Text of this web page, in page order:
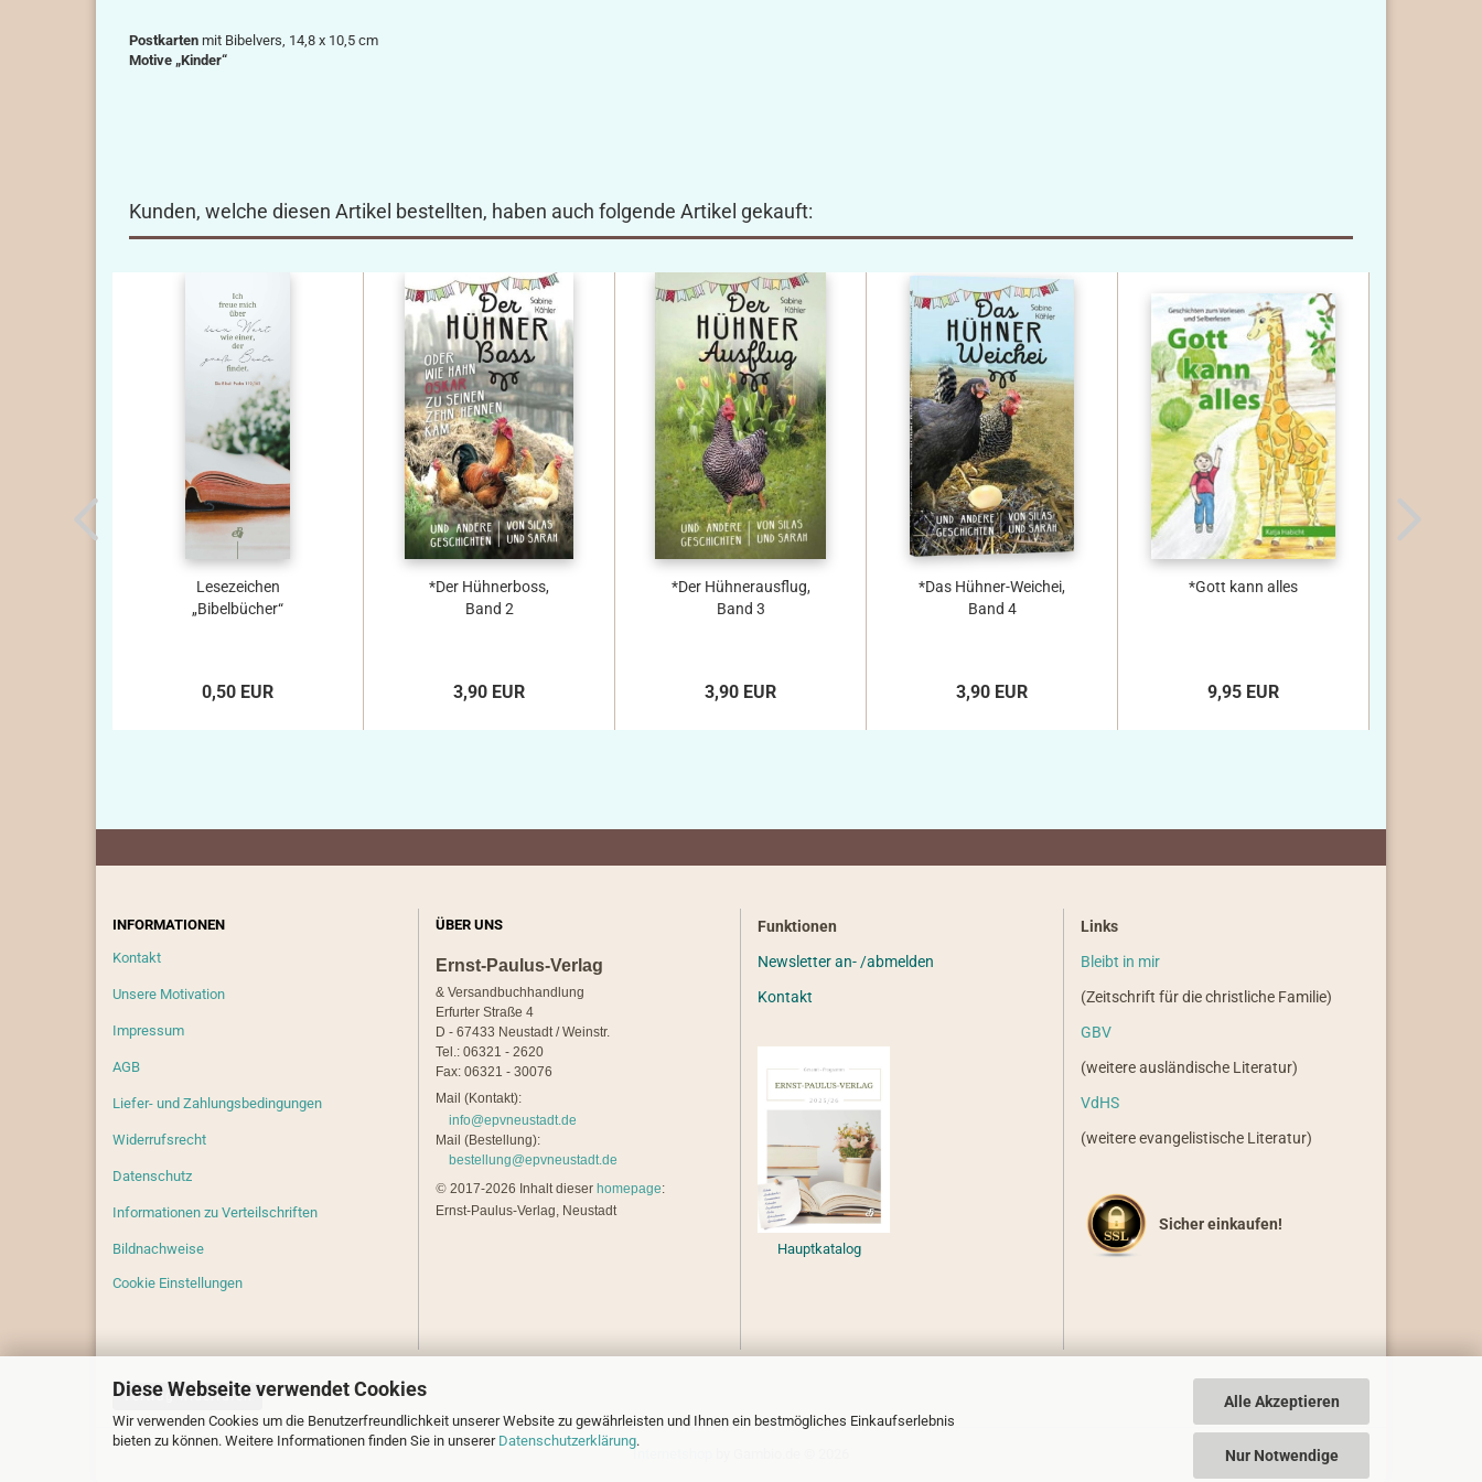
Diese Webseite verwendet Cookies
Wir verwenden Cookies um die Benutzerfreundlichkeit unserer Website zu gewährleisten und Ihnen ein bestmögliches Einkaufserlebnis
bieten zu können. Weitere Informationen finden Sie in unserer Datenschutzerklärung.
Alle Akzeptieren
Nur Notwendige
Postkarten mit Bibelvers, 14,8 x 10,5 cm
Motive „Kinder“
Kunden, welche diesen Artikel bestellten, haben auch folgende Artikel gekauft:
Lesezeichen
„Bibelbücher“
0,50 EUR
*Der Hühnerboss,
Band 2
3,90 EUR
*Der Hühnerausflug,
Band 3
3,90 EUR
*Das Hühner-Weichei,
Band 4
3,90 EUR
*Gott kann alles
9,95 EUR
INFORMATIONEN
Kontakt
Unsere Motivation
Impressum
AGB
Liefer- und Zahlungsbedingungen
Widerrufsrecht
Datenschutz
Informationen zu Verteilschriften
Bildnachweise
Cookie Einstellungen
ÜBER UNS
Ernst-Paulus-Verlag
& Versandbuchhandlung
Erfurter Straße 4
D - 67433 Neustadt / Weinstr.
Tel.: 06321 - 2620
Fax: 06321 - 30076
Mail (Kontakt):
info@epvneustadt.de
Mail (Bestellung):
bestellung@epvneustadt.de
© 2017-2026 Inhalt dieser homepage:
Ernst-Paulus-Verlag, Neustadt
Funktionen
Newsletter an- /abmelden
Kontakt
Hauptkatalog
Links
Bleibt in mir
(Zeitschrift für die christliche Familie)
GBV
(weitere ausländische Literatur)
VdHS
(weitere evangelistische Literatur)
Sicher einkaufen!
Vertrag widerrufen
Internetshop